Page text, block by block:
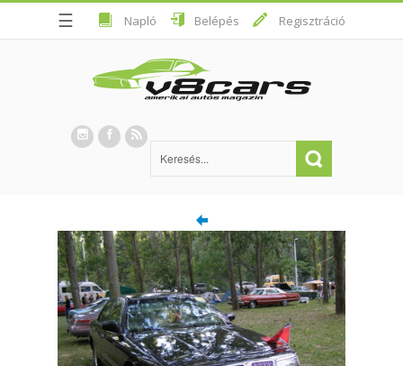
☰ Napló Belépés Regisztráció